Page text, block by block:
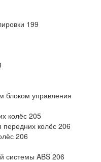
199
блоком управления
колёс 205
передних колёс 206
206
системы ABS 206